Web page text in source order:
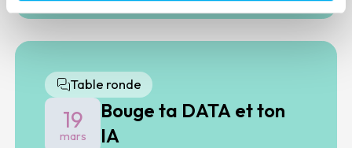
Table ronde
19
mars
Bouge ta DATA et ton
IA